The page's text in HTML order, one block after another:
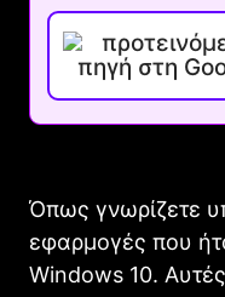
Όπως γνωρίζετε
εφαρμογές που
Windows 10.